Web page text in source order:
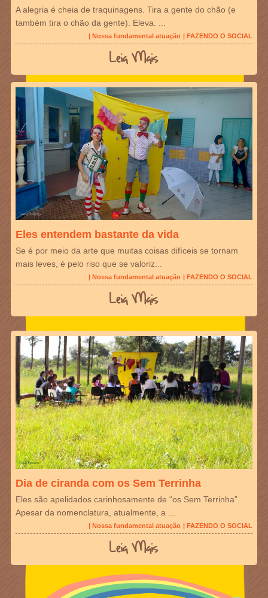
A alegria é cheia de traquinagens. Tira a gente do chão (e
também tira o chão da gente). Eleva. ...
| FAZENDO O SOCIAL
| Nossa fundamental atuação
Eles entendem bastante da vida
Se é por meio da arte que muitas coisas difíceis se tornam
mais leves, é pelo riso que se valoriz...
| FAZENDO O SOCIAL
| Nossa fundamental atuação
Dia de ciranda com os Sem Terrinha
Eles são apelidados carinhosamente de “os Sem Terrinha”.
Apesar da nomenclatura, atualmente, a ...
| FAZENDO O SOCIAL
| Nossa fundamental atuação